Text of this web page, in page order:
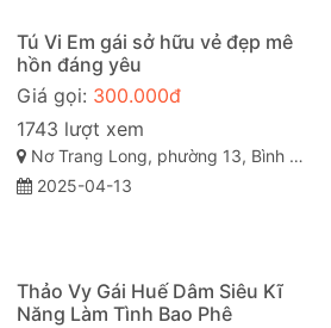
Tú Vi Em gái sở hữu vẻ đẹp mê
hồn đáng yêu
Giá gọi: 300.000đ
1743 lượt xem
Nơ Trang Long, phường 13, Bình Thạnh, Thành phố Hồ Chí Minh
2025-04-13
Thảo Vy Gái Huế Dâm Siêu Kĩ
Năng Làm Tình Bao Phê